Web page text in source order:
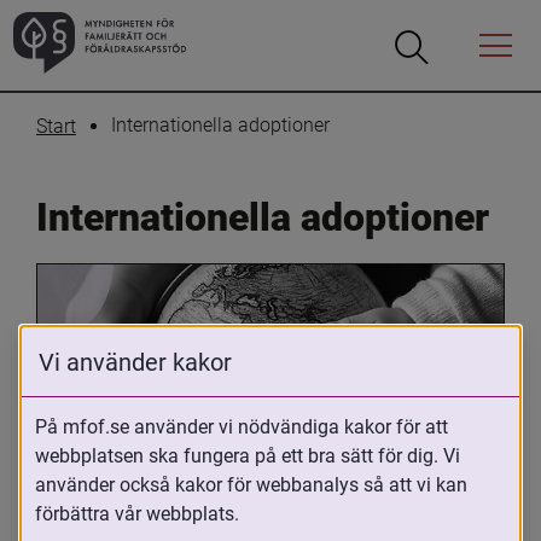
Öppna
Öppna
Menyn
Start Internationella adoptioner
Internationella adoptioner
Oavsett om du är adopterad,
adoptivförälder eller arbetar med
Vi använder kakor
På mfof.se använder vi nödvändiga kakor för att
webbplatsen ska fungera på ett bra sätt för dig. Vi
använder också kakor för webbanalys så att vi kan
förbättra vår webbplats.